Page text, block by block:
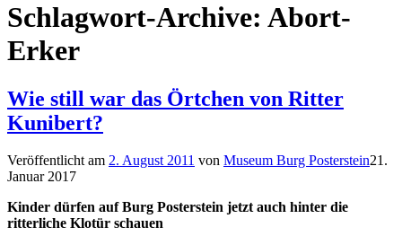
Schlagwort-Archive: Abort-
Erker
Wie still war das Örtchen von Ritter
Kunibert?
Veröffentlicht am 2. August 2011 von Museum Burg Posterstein21.
Januar 2017
Kinder dürfen auf Burg Posterstein jetzt auch hinter die
ritterliche Klotür schauen